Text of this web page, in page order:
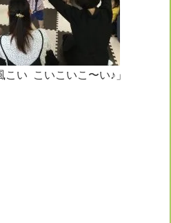
こい こいこいこ〜い♪」